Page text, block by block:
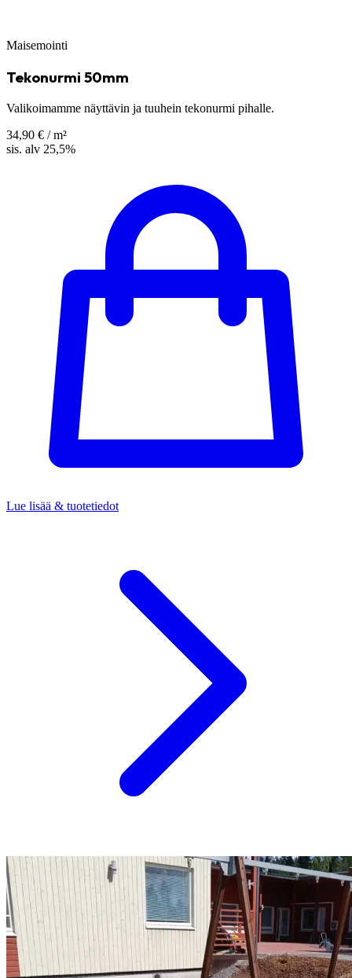
Maisemointi
Tekonurmi 50mm
Valikoimamme näyttävin ja tuuhein tekonurmi pihalle.
34,90 € / m²
sis. alv 25,5%
Lue lisää & tuotetiedot